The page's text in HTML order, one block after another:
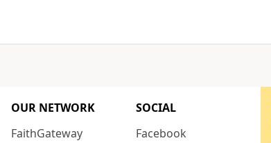
OUR NETWORK
FaithGateway
SOCIAL
Facebook